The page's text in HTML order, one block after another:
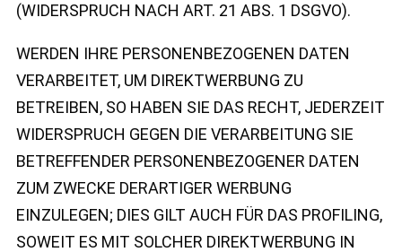
(WIDERSPRUCH NACH ART. 21 ABS. 1 DSGVO).
WERDEN IHRE PERSONENBEZOGENEN DATEN
VERARBEITET, UM DIREKTWERBUNG ZU
BETREIBEN, SO HABEN SIE DAS RECHT, JEDERZEIT
WIDERSPRUCH GEGEN DIE VERARBEITUNG SIE
BETREFFENDER PERSONENBEZOGENER DATEN
ZUM ZWECKE DERARTIGER WERBUNG
EINZULEGEN; DIES GILT AUCH FÜR DAS PROFILING,
SOWEIT ES MIT SOLCHER DIREKTWERBUNG IN